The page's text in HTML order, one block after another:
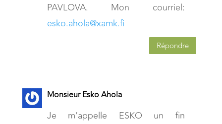
PAVLOVA. Mon courriel:
esko.ahola@xamk.fi
Répondre
Monsieur Esko Ahola
Je m’appelle ESKO un fin